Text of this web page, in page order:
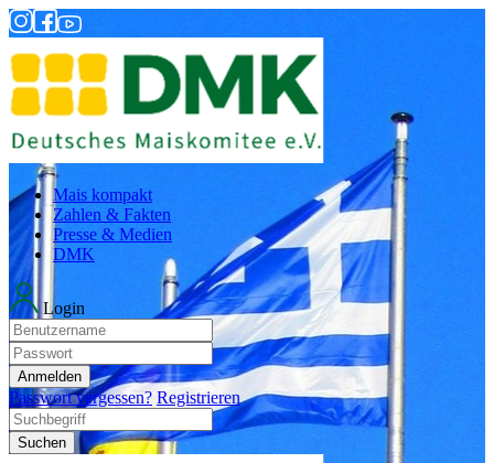
Mais kompakt
Zahlen & Fakten
Presse & Medien
DMK
Login
Anmelden
Passwort vergessen? Registrieren
Suchen